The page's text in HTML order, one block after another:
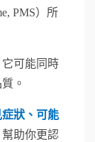
PMS）所
可能同時
。
狀、可能
幫助你更認